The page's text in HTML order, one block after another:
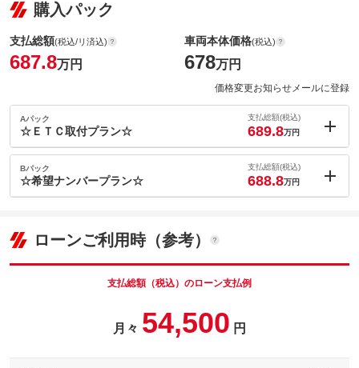
購入パック
支払総額(税込/リ済込)
687.8万円
車両本体価格(税込)
678万円
価格変更お知らせメールに登録
Aパック
☆ＥＴＣ取付プラン☆
支払総額(税込)
689.8万円
内：オプシ
ョン価格
(税込)
車両本体価
パック内容
Bパック
☆希望ナンバープラン☆
支払総額(税込)
688.8万円
車両本体価
678
ローンご利用時（参考）
支払総額（税込）のローン支払例
月々 54,500 円